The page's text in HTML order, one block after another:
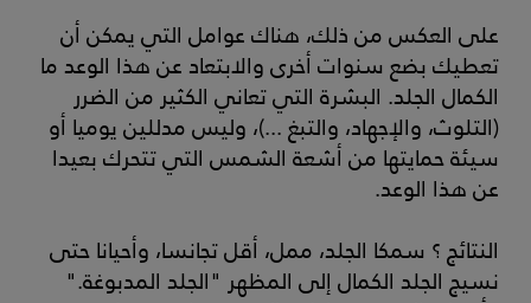
على العكس من ذلك، هناك عوامل التي يمكن أن
تعطيك بضع سنوات أخرى والابتعاد عن هذا الوعد ما
الكمال الجلد. البشرة التي تعاني الكثير من الضرر
(التلوث، والإجهاد، والتبغ ...)، وليس مدللين يوميا أو
سيئة حمايتها من أشعة الشمس التي تتحرك بعيدا
عن هذا الوعد.
النتائج ؟ سمكا الجلد، ممل، أقل تجانسا، وأحيانا حتى
نسيج الجلد الكمال إلى المظهر "الجلد المدبوغة."